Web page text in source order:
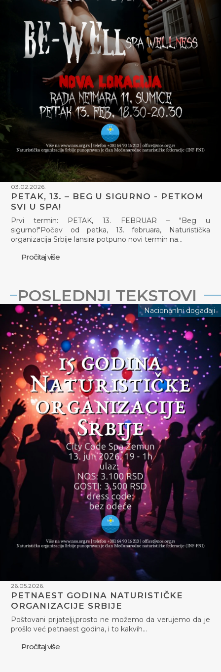
03.02.2026.
PETAK, 13. – BEG U SIGURNO - PETKOM
SVI U SPA!
Prvi termin: PETAK, 13. FEBRUAR – "Beg u
sigurno!"Počev od petka, 13. februara, Naturistička
organizacija Srbije lansira potpuno novi termin na…
Pročitaj više
POSLEDNJI TEKSTOVI
Nacionanlni događaji
26.05.2026.
PETNAEST GODINA NATURISTIČKE
ORGANIZACIJE SRBIJE
Poštovani prijatelji,prosto ne možemo da verujemo da je
prošlo već petnaest godina, i to kakvih…
Pročitaj više